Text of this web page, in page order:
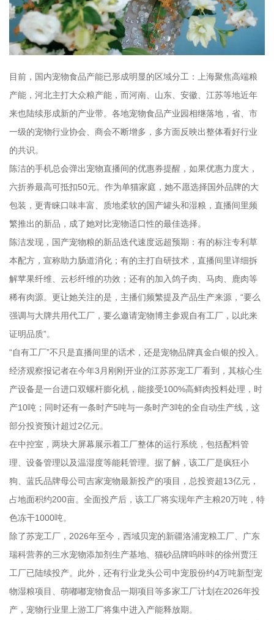
目前，国内宠物食品产能已形成明显的区域分工：上海聚焦高端粮
产能，河北主打大众粮产能，而河南、山东、安徽、江苏等地近年
来也陆续形成新的产业带。各地宠物食品产业园相继落地，省、市
一级的宠物行业协会、商会不断增多，多方面反映出整体看好行业
的共识。
陈洁的手机总会弹出宠物直播间的优惠券提醒，如果优惠力度大，
六折券最高可抵扣50元。作为单猫家庭，她不愿选择国外品牌的大
包装，更青睐口味丰富、质地柔软的国产罐头和湿粮，直播间里频
繁推出的新品，成了她对比宠物适口性的最佳选择。
陈洁发现，国产宠物粮的新品迭代速度远超预期：有的标注专利草
本配方，宣称助力肠道消化；有的主打自研技术，直播间里详细拆
解苹果纤维、云杉纤维的功效；还有的加入鸽子肉、马肉、鹿肉等
稀有肉源。更让她关注的是，主播们频繁提及产品生产来源，“要么
强调与大牌共用代工厂，要么邀请宠物博主参观自有工厂，以此来
证明品质”。
“自有工厂”不只是直播间里的话术，还是宠物品牌真金白银的投入。
经济观察报记者在今年3月刚刚开业的江苏苏宠工厂看到，其核心生
产设备是一台进口双螺杆膨化机，能接受100%高鲜肉投料处理，时
产10吨；同时还有一条时产5吨与一条时产3吨的全自动生产线，这
部分投资预计超过2亿元。
在中控室，两块大屏幕展示着工厂整体的运行系统，包括配料管
理、设备管理以及温湿度等能耗管理。据了解，该工厂是疯狂小
狗、蓝氏品牌母公司吉家宠物最新投产的项目，总投资超13亿元，
占地面积约200亩。全面投产后，该工厂将实现年产主粮20万吨，特
色冻干1000吨。
除了苏宠工厂，2026年至今，西域贝宠的新疆洛浦宠粮工厂、广东
瑞科营养的三水宠物添加剂生产基地、猫砂品牌呜咔咔的徐州贾汪
工厂已陆续投产。此外，还有行业龙头公司中宠股份约4万吨新型宠
物湿粮项目、萌嘟嘟宠物食品一期项目等多家工厂计划在2026年投
产，宠物行业里上游工厂将集中进入产能释放期。